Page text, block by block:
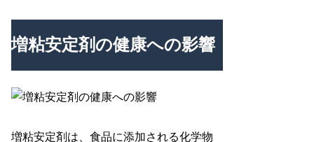
増粘安定剤の健康への影響
増粘安定剤は、食品に添加される化学物